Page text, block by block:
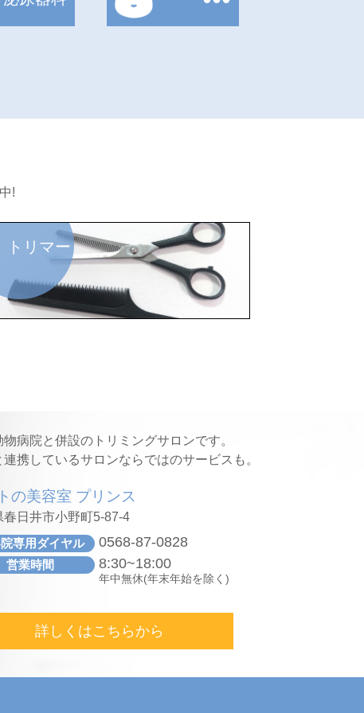
!
トリマー
物病院と併設のトリミングサロンです。
連携しているサロンならではのサービスも。
の美容室 プリンス
春日井市小野町5-87-4
専用ダイヤル
0568-87-0828
営業時間 8:30~18:00
年中無休(年末年始を除く)
詳しくはこちらから